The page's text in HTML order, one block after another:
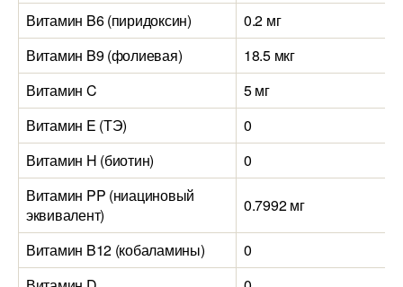
Витамин B6 (пиридоксин)
0.2 мг
Витамин B9 (фолиевая)
18.5 мкг
Витамин C
5 мг
Витамин E (ТЭ)
0
Витамин H (биотин)
0
Витамин PP (ниациновый
эквивалент)
0.7992 мг
Витамин B12 (кобаламины)
0